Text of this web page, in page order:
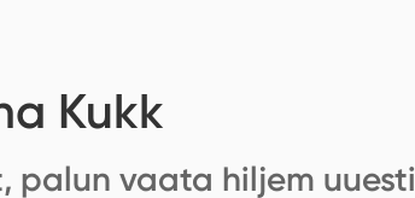
Kukk
palun vaata hiljem uuesti